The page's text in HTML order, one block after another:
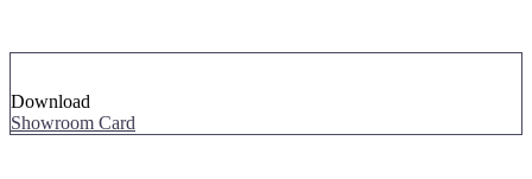
Download
Showroom Card